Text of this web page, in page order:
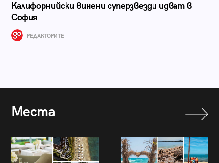
Калифорнийски винени суперзвезди идват в
София
РЕДАКТОРИТЕ
Места